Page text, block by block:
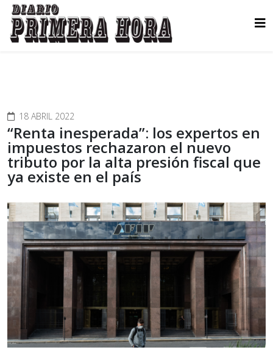
18 ABRIL 2022
“Renta inesperada”: los expertos en
impuestos rechazaron el nuevo
tributo por la alta presión fiscal que
ya existe en el país